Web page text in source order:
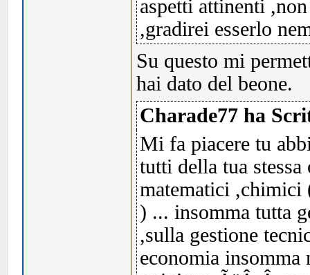
aspetti attinenti
,gradirei esserlo
Su questo mi
hai dato del beone.
Charade77 ha
Mi fa piacere tu
tutti della tua
matematici ,chimici
) ... insomma tutta
,sulla gestione
economia insomma